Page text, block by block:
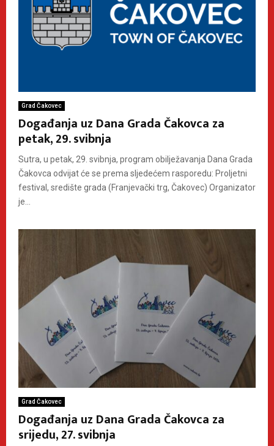
Grad Čakovec
Događanja uz Dana Grada Čakovca za
petak, 29. svibnja
Sutra, u petak, 29. svibnja, program obilježavanja Dana Grada
Čakovca odvijat će se prema sljedećem rasporedu: Proljetni
festival, središte grada (Franjevački trg, Čakovec) Organizator
je...
Grad Čakovec
Događanja uz Dana Grada Čakovca za
srijedu, 27. svibnja